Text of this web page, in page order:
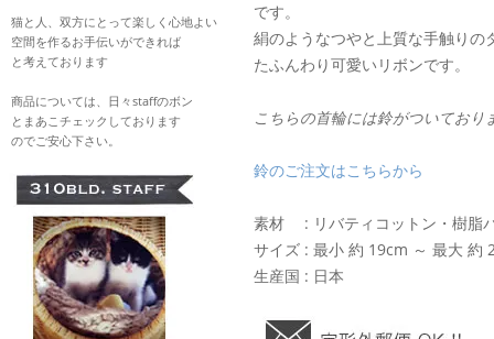
です。
絹のようなつやと上質な手触り
たふんわり可愛いリボンです。
こちらの首輪には鈴がついており
鈴のご注文はこちらから
素材 : リバティコットン・樹脂
サイズ : 最小 約 19cm ～ 最大 約
生産国 : 日本
猫と人、双方にとって楽しく心地よい
空間を作るお手伝いができれば
と考えております
商品については、日々staffのボン
とまあこチェックしております
のでご安心下さい。